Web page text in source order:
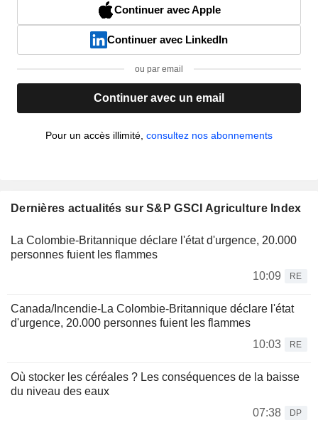
Continuer avec Apple
Continuer avec LinkedIn
ou par email
Continuer avec un email
Pour un accès illimité, consultez nos abonnements
Dernières actualités sur S&P GSCI Agriculture Index
La Colombie-Britannique déclare l'état d'urgence, 20.000
personnes fuient les flammes
10:09
RE
Canada/Incendie-La Colombie-Britannique déclare l'état
d'urgence, 20.000 personnes fuient les flammes
10:03
RE
Où stocker les céréales ? Les conséquences de la baisse
du niveau des eaux
07:38
DP